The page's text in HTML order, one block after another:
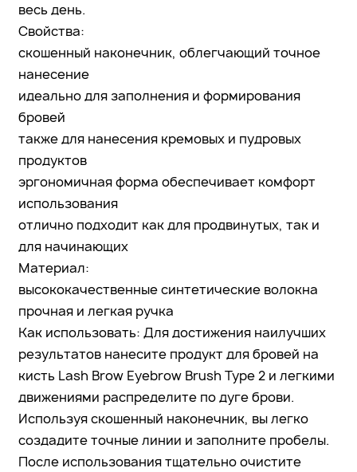
весь день.
Свойства:
скошенный наконечник, облегчающий точное
нанесение
идеально для заполнения и формирования
бровей
также для нанесения кремовых и пудровых
продуктов
эргономичная форма обеспечивает комфорт
использования
отлично подходит как для продвинутых, так и
для начинающих
Материал:
высококачественные синтетические волокна
прочная и легкая ручка
Как использовать: Для достижения наилучших
результатов нанесите продукт для бровей на
кисть Lash Brow Eyebrow Brush Type 2 и легкими
движениями распределите по дуге брови.
Используя скошенный наконечник, вы легко
создадите точные линии и заполните пробелы.
После использования тщательно очистите